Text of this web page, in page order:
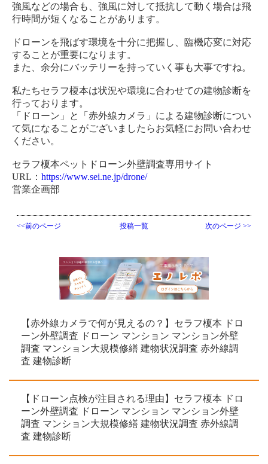
【赤外線カメラで何が見えるの？】セラフ榎本 ドロ
ーン外壁調査 ドローン マンション マンション外壁
調査 マンション大規模修繕 建物状況調査 赤外線調
査 建物診断
【ドローン点検が注目される理由】セラフ榎本 ドロ
ーン外壁調査 ドローン マンション マンション外壁
調査 マンション大規模修繕 建物状況調査 赤外線調
査 建物診断
強風などの場合も、強風に対して抵抗して動く場合は飛
行時間が短くなることがあります。
ドローンを飛ばす環境を十分に把握し、臨機応変に対応
することが重要になります。
また、余分にバッテリーを持っていく事も大事ですね。
私たちセラフ榎本は状況や環境に合わせての建物診断を
行っております。
「ドローン」と「赤外線カメラ」による建物診断につい
て気になることがございましたらお気軽にお問い合わせ
ください。
セラフ榎本ペットドローン外壁調査専用サイト
URL： https://www.sei.ne.jp/drone/
営業企画部
<<前のページ 投稿一覧 次のページ >>